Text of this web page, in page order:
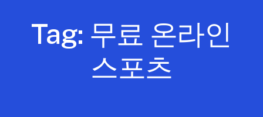
Tag: 무료 온라인
스포츠